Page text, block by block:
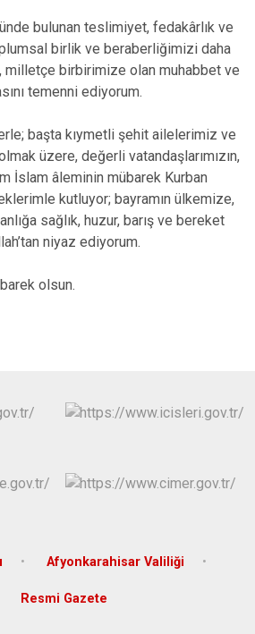
bulunan teslimiyet, fedakârlık ve
birlik ve beraberliğimizi daha
milletçe birbirimize olan muhabbet ve
temenni ediyorum.
başta kıymetli şehit ailelerimiz ve
üzere, değerli vatandaşlarımızın,
İslam âleminin mübarek Kurban
kutluyor; bayramın ülkemize,
sağlık, huzur, barış ve bereket
niyaz ediyorum.
olsun.
Afyonkarahisar Valiliği
Resmi Gazete